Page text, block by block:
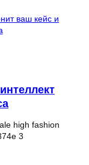
ваш кейс и